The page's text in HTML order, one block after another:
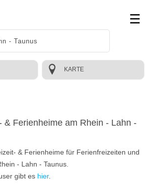
KARTE
& Ferienheime am Rhein - Lahn -
& Ferienheime für Ferienfreizeiten und
- Lahn - Taunus.
gibt es hier.